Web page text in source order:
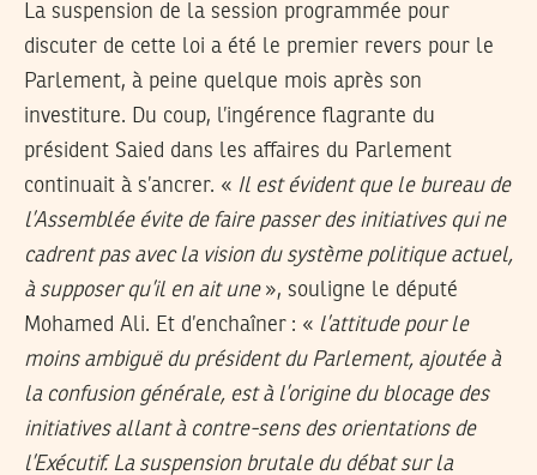
La suspension de la session programmée pour
discuter de cette loi a été le premier revers pour le
Parlement, à peine quelque mois après son
investiture. Du coup, l’ingérence flagrante du
président Saied dans les affaires du Parlement
continuait à s’ancrer. « Il est évident que le bureau de
l’Assemblée évite de faire passer des initiatives qui ne
cadrent pas avec la vision du système politique actuel,
à supposer qu’il en ait une », souligne le député
Mohamed Ali. Et d’enchaîner : « l’attitude pour le
moins ambiguë du président du Parlement, ajoutée à
la confusion générale, est à l’origine du blocage des
initiatives allant à contre-sens des orientations de
l’Exécutif. La suspension brutale du débat sur la